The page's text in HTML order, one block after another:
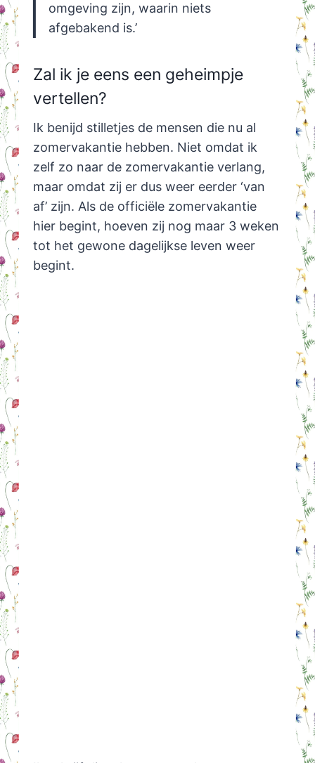
omgeving zijn, waarin niets
afgebakend is.’
Zal ik je eens een geheimpje
vertellen?
Ik benijd stilletjes de mensen die nu al
zomervakantie hebben. Niet omdat ik
zelf zo naar de zomervakantie verlang,
maar omdat zij er dus weer eerder ‘van
af’ zijn. Als de officiële zomervakantie
hier begint, hoeven zij nog maar 3 weken
tot het gewone dagelijkse leven weer
begint.